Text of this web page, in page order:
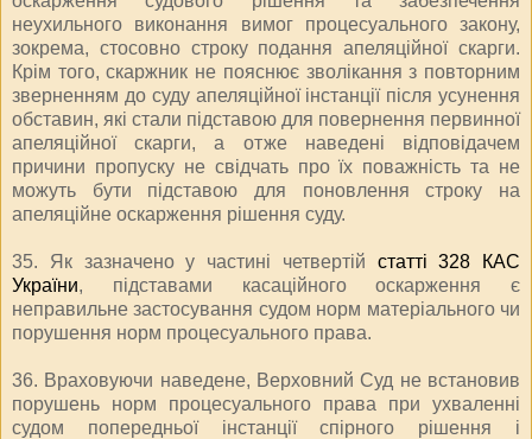
неухильного виконання вимог процесуального закону,
зокрема, стосовно строку подання апеляційної скарги.
Крім того, скаржник не пояснює зволікання з повторним
зверненням до суду апеляційної інстанції після усунення
обставин, які стали підставою для повернення первинної
апеляційної скарги, а отже наведені відповідачем
причини пропуску не свідчать про їх поважність та не
можуть бути підставою для поновлення строку на
апеляційне оскарження рішення суду.
35. Як зазначено у частині четвертій статті 328 КАС
України, підставами касаційного оскарження є
неправильне застосування судом норм матеріального чи
порушення норм процесуального права.
36. Враховуючи наведене, Верховний Суд не встановив
порушень норм процесуального права при ухваленні
судом попередньої інстанції спірного рішення і